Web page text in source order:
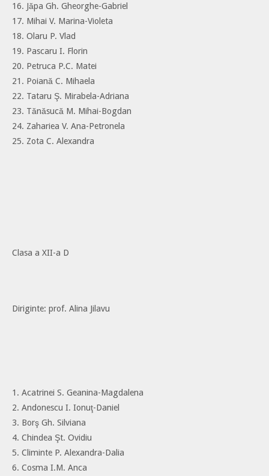
16. Jăpa Gh. Gheorghe-Gabriel
17. Mihai V. Marina-Violeta
18. Olaru P. Vlad
19. Pascaru I. Florin
20. Petruca P.C. Matei
21. Poiană C. Mihaela
22. Tataru Ş. Mirabela-Adriana
23. Tănăsucă M. Mihai-Bogdan
24. Zahariea V. Ana-Petronela
25. Zota C. Alexandra
Clasa a XII-a D
Diriginte: prof. Alina Jilavu
1. Acatrinei S. Geanina-Magdalena
2. Andonescu I. Ionuţ-Daniel
3. Borş Gh. Silviana
4. Chindea Şt. Ovidiu
5. Climinte P. Alexandra-Dalia
6. Cosma I.M. Anca